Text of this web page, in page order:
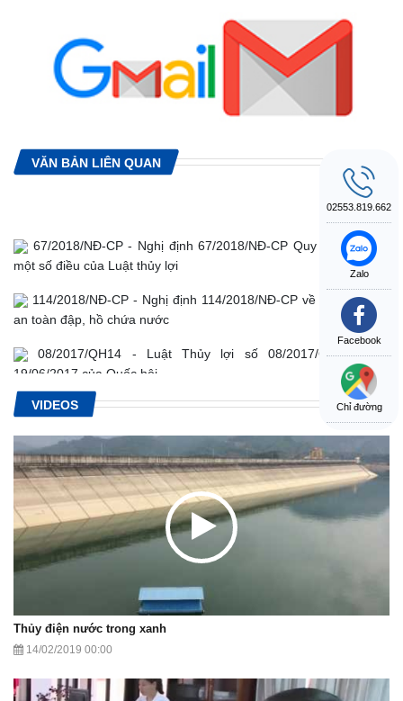
02553.819.662
Zalo
Facebook
Chỉ đường
VĂN BẢN LIÊN QUAN
67/2018/NĐ-CP - Nghị định 67/2018/NĐ-CP Quy định chi tiết
một số điều của Luật thủy lợi
114/2018/NĐ-CP - Nghị định 114/2018/NĐ-CP về việc quản lý
an toàn đập, hồ chứa nước
08/2017/QH14 - Luật Thủy lợi số 08/2017/QH14 ngày
19/06/2017 của Quốc hội.
34/2010/TT-BCT - Thông tư Quy định về quản lý an toàn đập
của công trình thủy điện
72/2007/NĐ-CP - Nghị định về quản lý an toàn đập
VIDEOS
Thủy điện nước trong xanh
14/02/2019 00:00